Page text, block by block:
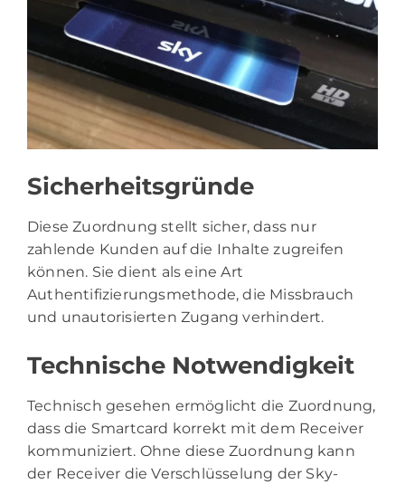
Sicherheitsgründe
Diese Zuordnung stellt sicher, dass nur
zahlende Kunden auf die Inhalte zugreifen
können. Sie dient als eine Art
Authentifizierungsmethode, die Missbrauch
und unautorisierten Zugang verhindert.
Technische Notwendigkeit
Technisch gesehen ermöglicht die Zuordnung,
dass die Smartcard korrekt mit dem Receiver
kommuniziert. Ohne diese Zuordnung kann
der Receiver die Verschlüsselung der Sky-